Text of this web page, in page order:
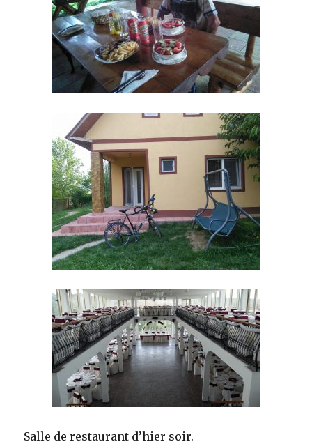
Salle de restaurant d’hier soir.